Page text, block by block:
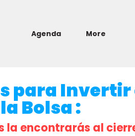
Agenda More
para
Bolsa :
la encontrarás al